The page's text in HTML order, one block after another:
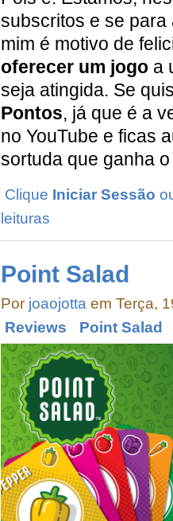
subscritos e se
mim é motivo de
oferecer um jogo a
seja atingida. Se
Pontos, já que é a
no YouTube e ficas
sortuda que ganha
Clique Iniciar Sessão
leituras
Point Salad
Por joaojotta em Terça,
Reviews
Point Salad